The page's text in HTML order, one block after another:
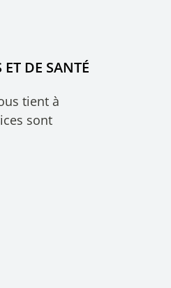
ET DE SANTÉ
tient à
sont